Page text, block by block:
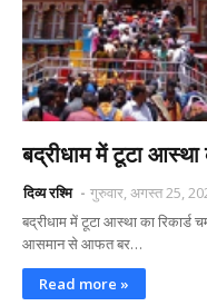
बद्रीधाम में टूटा आस्था
दिव्य रश्मि
गुरुवार, अगस्त 25,
बद्रीधाम में टूटा आस्था का
आसमान से आफत बर…
Read more »